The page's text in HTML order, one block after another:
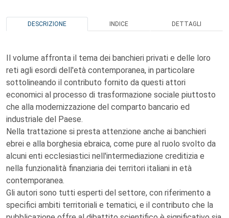
DESCRIZIONE INDICE DETTAGLI
Il volume affronta il tema dei banchieri privati e delle loro
reti agli esordi dell'età contemporanea, in particolare
sottolineando il contributo fornito da questi attori
economici al processo di trasformazione sociale piuttosto
che alla modernizzazione del comparto bancario ed
industriale del Paese.
Nella trattazione si presta attenzione anche ai banchieri
ebrei e alla borghesia ebraica, come pure al ruolo svolto da
alcuni enti ecclesiastici nell'intermediazione creditizia e
nella funzionalità finanziaria dei territori italiani in età
contemporanea.
Gli autori sono tutti esperti del settore, con riferimento a
specifici ambiti territoriali e tematici, e il contributo che la